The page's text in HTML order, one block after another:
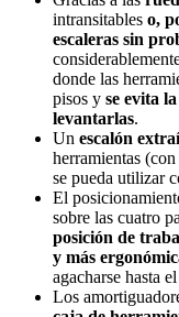
intransitables o,
escaleras sin
donde las
pisos y se evita
levantarlas.
Un escalón
herramientas
se pueda utilizar
El
sobre las cuatro
posición de
y más
agacharse hasta
Los